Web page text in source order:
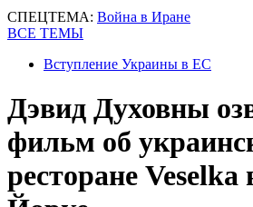
СПЕЦТЕМА: Война в Иране
ВСЕ ТЕМЫ
Вступление Украины в ЕС
Дэвид Духовны
фильм об
ресторане